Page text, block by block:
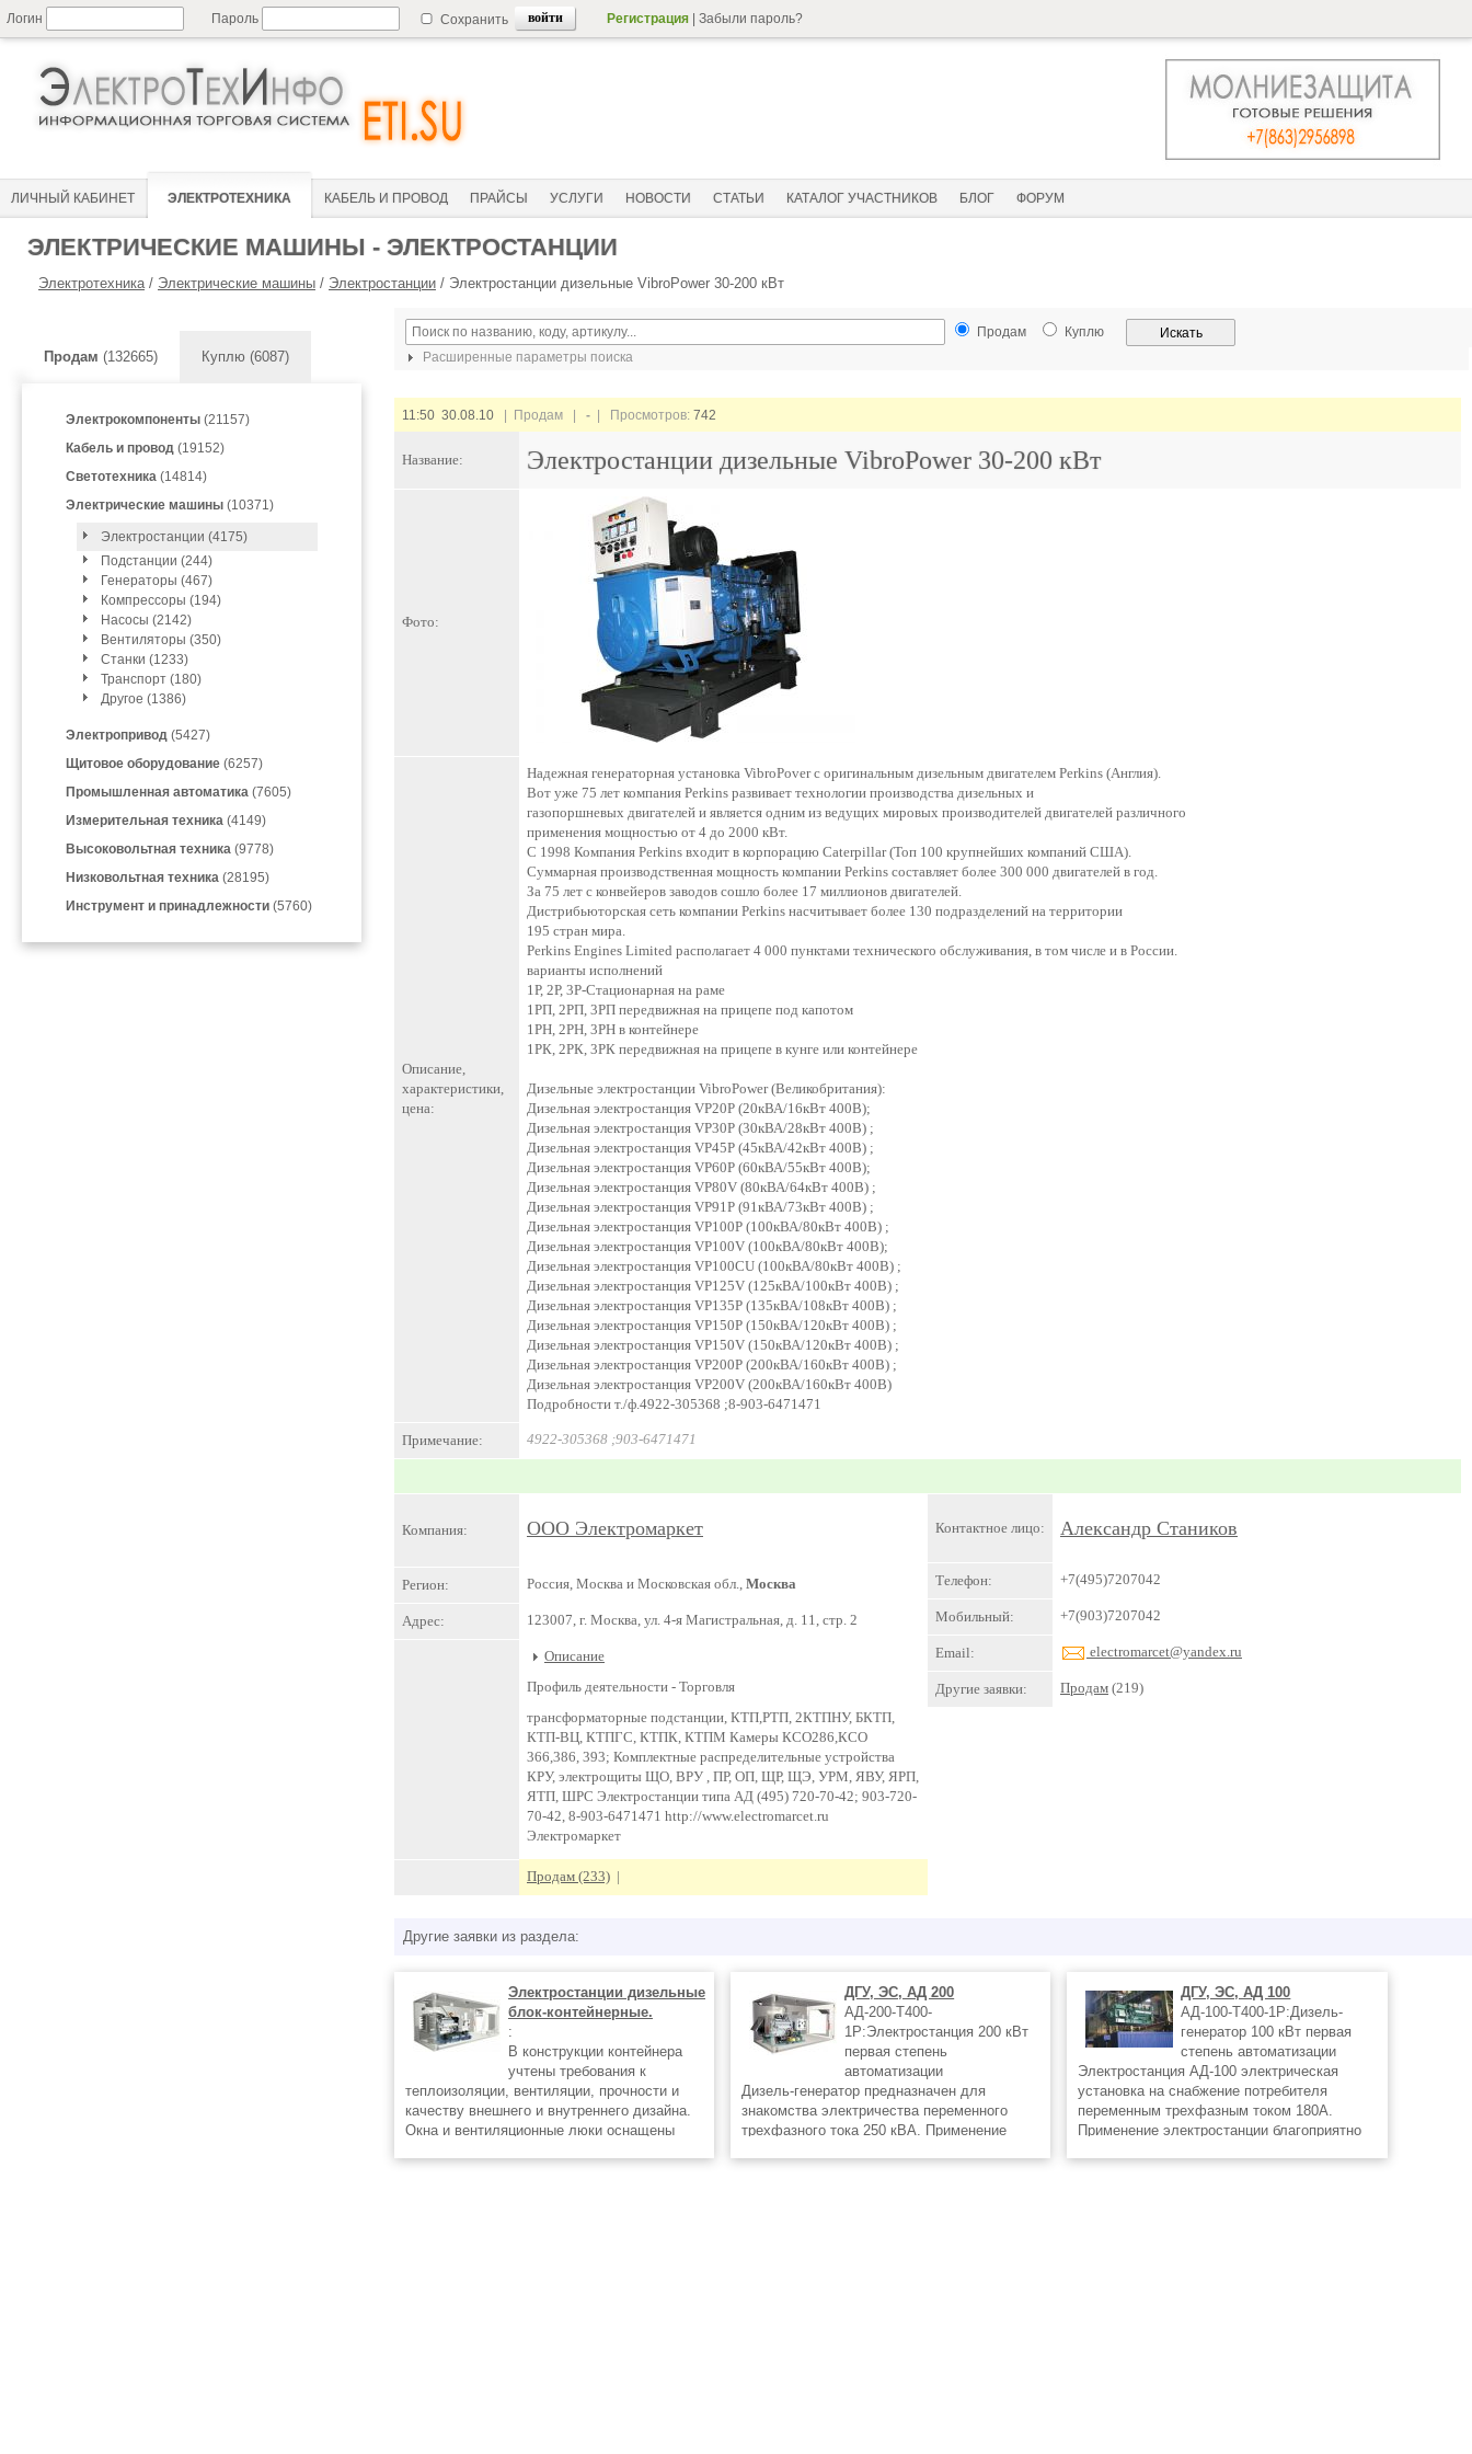
Логин Пароль Сохранить Регистрация Забыли пароль?
ЛИЧНЫЙ КАБИНЕТ ЭЛЕКТРОТЕХНИКА КАБЕЛЬ И ПРОВОД ПРАЙСЫ УСЛУГИ НОВОСТИ СТАТЬИ КАТАЛОГ УЧАСТНИКОВ БЛОГ ФОРУМ
ЭЛЕКТРИЧЕСКИЕ МАШИНЫ - ЭЛЕКТРОСТАНЦИИ
Электротехника/ Электрические машины / Электростанции / Электростанции дизельные VibroPower 30-200 кВт
Продам (132665) Куплю (6087)
Электрокомпоненты (21157)
Кабель и провод (19152)
Светотехника (14814)
Электрические машины (10371)
Электростанции (4175)
Подстанции (244)
Генераторы (467)
Компрессоры (194)
Насосы (2142)
Вентиляторы (350)
Станки (1233)
Транспорт (180)
Другое (1386)
Электропривод (5427)
Щитовое оборудование (6257)
Промышленная автоматика (7605)
Измерительная техника (4149)
Высоковольтная техника (9778)
Низковольтная техника (28195)
Инструмент и принадлежности (5760)
Продам
Куплю
Расширенные параметры поиска
11:50 30.08.10 | Продам | - | Просмотров: 742
Название: Электростанции дизельные VibroPower 30-200 кВт
Фото:
Описание,
характеристики,
цена:
Надежная генераторная установка VibroPover с оригинальным дизельным двигателем Perkins (Англия).
Вот уже 75 лет компания Perkins развивает технологии производства дизельных и
газопоршневых двигателей и является одним из ведущих мировых производителей двигателей различного
применения мощностью от 4 до 2000 кВт.
С 1998 Компания Perkins входит в корпорацию Caterpillar (Топ 100 крупнейших компаний США).
Суммарная производственная мощность компании Perkins составляет более 300 000 двигателей в год.
За 75 лет с конвейеров заводов сошло более 17 миллионов двигателей.
Дистрибьюторская сеть компании Perkins насчитывает более 130 подразделений на территории
195 стран мира.
Perkins Engines Limited располагает 4 000 пунктами технического обслуживания, в том числе и в России.
варианты исполнений
1Р, 2Р, 3Р-Стационарная на раме
1РП, 2РП, 3РП передвижная на прицепе под капотом
1РН, 2РН, 3РН в контейнере
1РК, 2РК, 3РК передвижная на прицепе в кунге или контейнере
Дизельные электростанции VibroPower (Великобритания):
Дизельная электростанция VP20P (20кВА/16кВт 400В);
Дизельная электростанция VP30P (30кВА/28кВт 400В) ;
Дизельная электростанция VP45P (45кВА/42кВт 400В) ;
Дизельная электростанция VP60P (60кВА/55кВт 400В);
Дизельная электростанция VP80V (80кВА/64кВт 400В) ;
Дизельная электростанция VP91P (91кВА/73кВт 400В) ;
Дизельная электростанция VP100P (100кВА/80кВт 400В) ;
Дизельная электростанция VP100V (100кВА/80кВт 400В);
Дизельная электростанция VP100CU (100кВА/80кВт 400В) ;
Дизельная электростанция VP125V (125кВА/100кВт 400В) ;
Дизельная электростанция VP135P (135кВА/108кВт 400В) ;
Дизельная электростанция VP150P (150кВА/120кВт 400В) ;
Дизельная электростанция VP150V (150кВА/120кВт 400В) ;
Дизельная электростанция VP200P (200кВА/160кВт 400В) ;
Дизельная электростанция VP200V (200кВА/160кВт 400В)
Подробности т./ф.4922-305368 ;8-903-6471471
Примечание: 4922-305368 ;903-6471471
Компания: ООО Электромаркет
Регион: Россия, Москва и Московская обл., Москва
Адрес: 123007, г. Москва, ул. 4-я Магистральная, д. 11, стр. 2
Описание
Профиль деятельности - Торговля
трансформаторные подстанции, КТП,РТП, 2КТПНУ, БКТП,
КТП-ВЦ, КТПГС, КТПК, КТПМ Камеры КСО286,КСО
366,386, 393; Комплектные распределительные устройства
КРУ, электрощиты ЩО, ВРУ , ПР, ОП, ЩР, ЩЭ, УРМ, ЯВУ, ЯРП,
ЯТП, ШРС Электростанции типа АД (495) 720-70-42; 903-720-
70-42, 8-903-6471471 http://www.electromarcet.ru
Электромаркет
Продам (233) |
Контактное лицо: Александр Стаников
Телефон: +7(495)7207042
Мобильный: +7(903)7207042
Email: electromarcet@yandex.ru
Другие заявки: Продам (219)
Другие заявки из раздела:
Электростанции дизельные
блок-контейнерные.
:
В конструкции контейнера
учтены требования к
теплоизоляции, вентиляции, прочности и
качеству внешнего и внутреннего дизайна.
Окна и вентиляционные люки оснащены
ДГУ, ЭС, АД 200
АД-200-Т400-
1Р:Электростанция 200 кВт
первая степень
автоматизации
Дизель-генератор предназначен для
знакомства электричества переменного
трехфазного тока 250 кВА. Применение
ДГУ, ЭС, АД 100
АД-100-Т400-1Р:Дизель-
генератор 100 кВт первая
степень автоматизации
Электростанция АД-100 электрическая
установка на снабжение потребителя
переменным трехфазным током 180А.
Применение электростанции благоприятно